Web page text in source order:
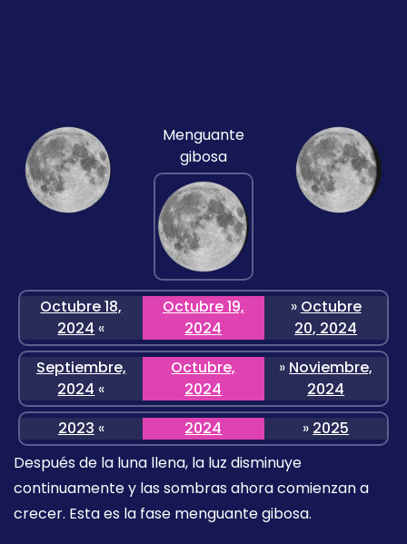
Menguante
gibosa
Octubre 18,
2024 «
Octubre 19,
2024
» Octubre
20, 2024
Septiembre,
2024 «
Octubre,
2024
» Noviembre,
2024
2023 « 2024 » 2025
Después de la luna llena, la luz disminuye
continuamente y las sombras ahora comienzan a
crecer. Esta es la fase menguante gibosa.